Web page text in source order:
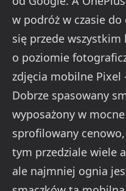
w podróż w czasie do
się przede
o poziomie
zdjęcia mobilne Pixel
Dobrze spasowany
wyposażony w
sprofilowany
tym przedziale wiele
ale najmniej ognia